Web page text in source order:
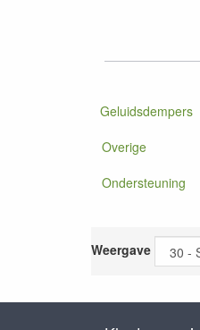
Geluidsdempers
Overige
Ondersteuning
Weergave